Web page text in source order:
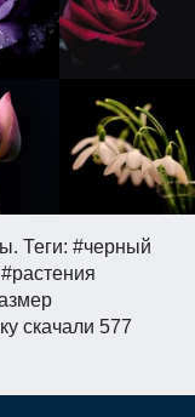
Теги: #черный
скачали 577